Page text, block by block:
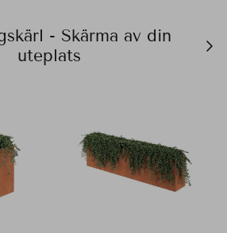
- Skärma av din
uteplats